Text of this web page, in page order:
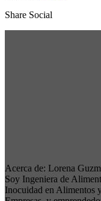
Share Social
Acerca de: Lorena
Soy Ingeniera de
Inocuidad en Alimentos